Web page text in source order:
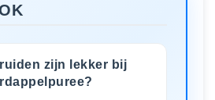
zijn lekker bij